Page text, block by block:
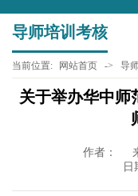
导师培训考核
当前位置: 网站首页 -> 导
关于举办华中师
作者：
日